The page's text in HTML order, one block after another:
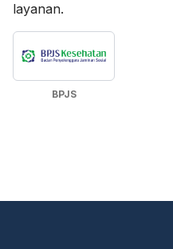
layanan.
BPJS